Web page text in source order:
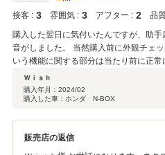
売店はやばい。
接客 : 3 雰囲気 : 3 アフター : 2 品
購入した翌日に気付いたんですが、助
音がしました。 当然購入前に外観チェ
いう機能に関する部分は当たり前に正
部のパワーウィンドウの開閉を行った
店に電話しましたが、契約時のチェッ
言うことで無償での修理は受け付けて
このような車をお客に何も言わずに売
正直もう系列店で車を売買したい気持
Ｗｉｓｈ
購入年月： 2024/02
購入した車：ホンダ N-BOX
販売店の返信